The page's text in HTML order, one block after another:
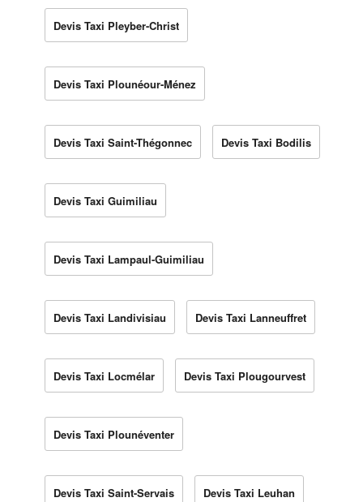
Devis Taxi Pleyber-Christ
Devis Taxi Plounéour-Ménez
Devis Taxi Saint-Thégonnec Devis Taxi Bodilis
Devis Taxi Guimiliau
Devis Taxi Lampaul-Guimiliau
Devis Taxi Landivisiau Devis Taxi Lanneuffret
Devis Taxi Locmélar Devis Taxi Plougourvest
Devis Taxi Plounéventer
Devis Taxi Saint-Servais Devis Taxi Leuhan